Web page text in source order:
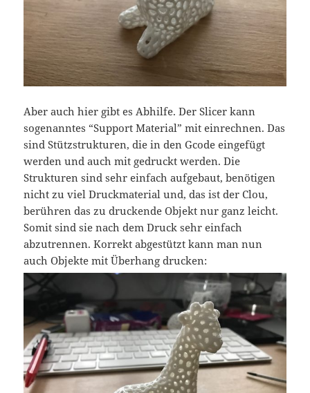
Aber auch hier gibt es Abhilfe. Der Slicer kann
sogenanntes “Support Material” mit einrechnen. Das
sind Stützstrukturen, die in den Gcode eingefügt
werden und auch mit gedruckt werden. Die
Strukturen sind sehr einfach aufgebaut, benötigen
nicht zu viel Druckmaterial und, das ist der Clou,
berühren das zu druckende Objekt nur ganz leicht.
Somit sind sie nach dem Druck sehr einfach
abzutrennen. Korrekt abgestützt kann man nun
auch Objekte mit Überhang drucken: